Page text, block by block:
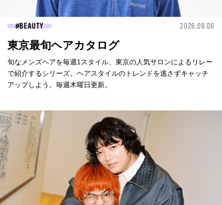
BEAUTY 2026.08.06
東京最旬ヘアカタログ
旬なメンズヘアを毎週1スタイル、東京の人気サロンによるリレー
で紹介するシリーズ。ヘアスタイルのトレンドを逃さずキャッチ
アップしよう。毎週木曜日更新。